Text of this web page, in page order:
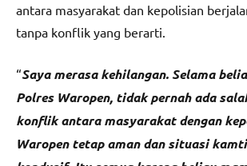
antara masyarakat dan kepolisian
tanpa konflik yang berarti.
“Saya merasa kehilangan. Selama
Polres Waropen, tidak pernah ada
konflik antara masyarakat dengan
Waropen tetap aman dan situasi